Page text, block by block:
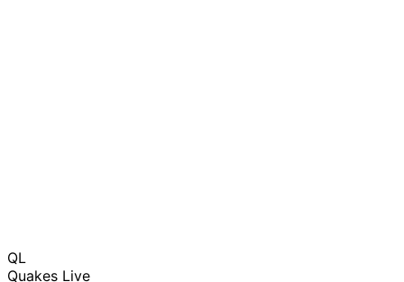
QL
Quakes Live